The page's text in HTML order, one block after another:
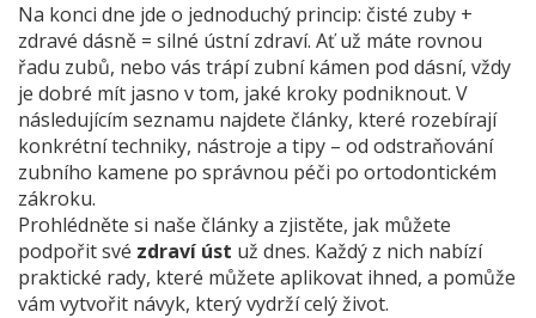
Na konci dne jde o jednoduchý princip: čisté zuby +
zdravé dásně = silné ústní zdraví. Ať už máte rovnou
řadu zubů, nebo vás trápí zubní kámen pod dásní, vždy
je dobré mít jasno v tom, jaké kroky podniknout. V
následujícím seznamu najdete články, které rozebírají
konkrétní techniky, nástroje a tipy – od odstraňování
zubního kamene po správnou péči po ortodontickém
zákroku.
Prohlédněte si naše články a zjistěte, jak můžete
podpořit své zdraví úst už dnes. Každý z nich nabízí
praktické rady, které můžete aplikovat ihned, a pomůže
vám vytvořit návyk, který vydrží celý život.